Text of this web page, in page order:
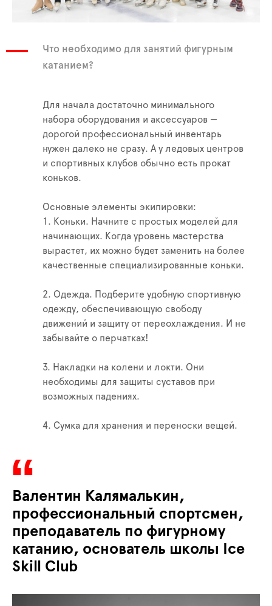
Что необходимо для занятий фигурным
катанием?
Для начала достаточно минимального
набора оборудования и аксессуаров —
дорогой профессиональный инвентарь
нужен далеко не сразу. А у ледовых центров
и спортивных клубов обычно есть прокат
коньков.
Основные элементы экипировки:
1. Коньки. Начните с простых моделей для
начинающих. Когда уровень мастерства
вырастет, их можно будет заменить на более
качественные специализированные коньки.
2. Одежда. Подберите удобную спортивную
одежду, обеспечивающую свободу
движений и защиту от переохлаждения. И не
забывайте о перчатках!
3. Накладки на колени и локти. Они
необходимы для защиты суставов при
возможных падениях.
4. Сумка для хранения и переноски вещей.
Валентин Калямалькин,
профессиональный спортсмен,
преподаватель по фигурному
катанию, основатель школы Ice
Skill Club